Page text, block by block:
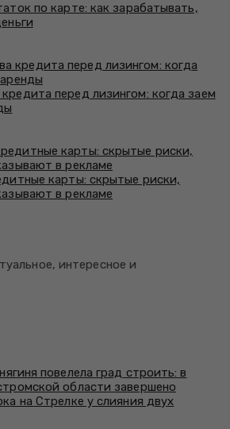
по карте: как зарабатывать,
перед лизингом: когда заем
карты: скрытые риски,
в рекламе
интересное и
повелела град строить: в
области завершено
на Стрелке у слияния двух